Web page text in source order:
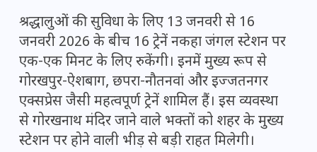
श्रद्धालुओं की सुविधा के लिए 13 जनवरी से 16
जनवरी 2026 के बीच 16 ट्रेनें नकहा जंगल स्टेशन पर
एक-एक मिनट के लिए रुकेंगी। इनमें मुख्य रूप से
गोरखपुर-ऐशबाग, छपरा-नौतनवां और इज्जतनगर
एक्सप्रेस जैसी महत्वपूर्ण ट्रेनें शामिल हैं। इस व्यवस्था
से गोरखनाथ मंदिर जाने वाले भक्तों को शहर के मुख्य
स्टेशन पर होने वाली भीड़ से बड़ी राहत मिलेगी।